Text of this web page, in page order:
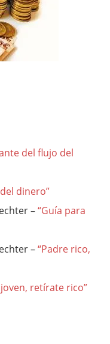
del flujo del
dinero”
–“Guía para
–“Padre rico,
retírate rico”